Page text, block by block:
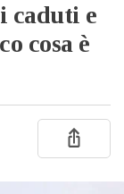
caduti e
cosa è